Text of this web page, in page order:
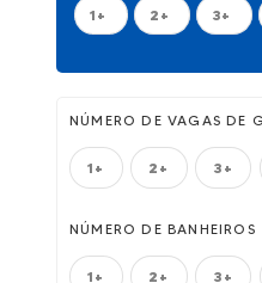
1+ 2+ 3+
NÚMERO DE VAGAS DE
1+ 2+ 3+
NÚMERO DE BANHEIROS
1+ 2+ 3+